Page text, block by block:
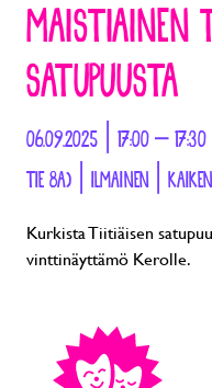
MAISTIAINEN
SATUPUUSTA
06.09.2025 | 17:00 – 17:30 |
TIE 8A) | ILMAINEN | KAIKEN
Kurkista Tiitiäisen
vinttinäyttämö Kerolle.